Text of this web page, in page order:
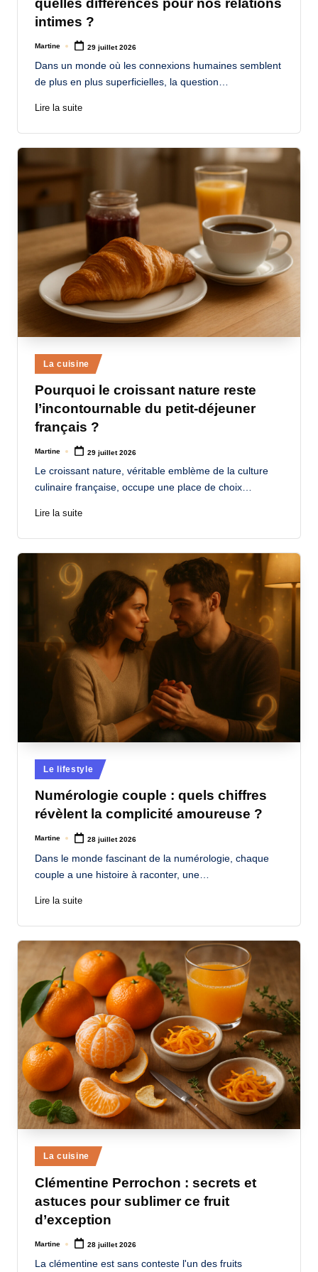
quelles différences pour nos relations
intimes ?
Posted
Martine 29 juillet 2026
Dans un monde où les connexions humaines semblent
de plus en plus superficielles, la question…
Lire la suite
Posted
in
La cuisine
Pourquoi le croissant nature reste
l’incontournable du petit-déjeuner
français ?
Posted
Martine 29 juillet 2026
Le croissant nature, véritable emblème de la culture
culinaire française, occupe une place de choix…
Lire la suite
Posted
in
Le lifestyle
Numérologie couple : quels chiffres
révèlent la complicité amoureuse ?
Posted
Martine 28 juillet 2026
Dans le monde fascinant de la numérologie, chaque
couple a une histoire à raconter, une…
Lire la suite
Posted
in
La cuisine
Clémentine Perrochon : secrets et
astuces pour sublimer ce fruit
d’exception
Posted
Martine 28 juillet 2026
La clémentine est sans conteste l'un des fruits